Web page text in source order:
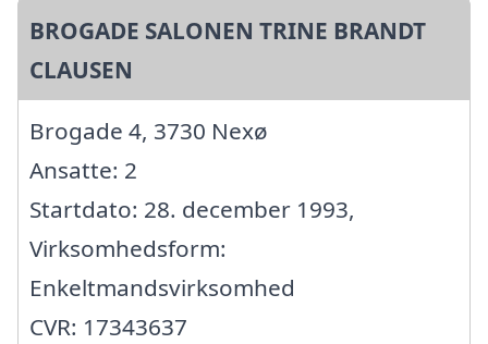
BROGADE SALONEN TRINE BRANDT
CLAUSEN
Brogade 4, 3730 Nexø
Ansatte: 2
Startdato: 28. december 1993,
Virksomhedsform:
Enkeltmandsvirksomhed
CVR: 17343637